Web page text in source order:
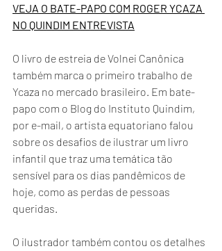
VEJA O BATE-PAPO COM ROGER YCAZA
NO QUINDIM ENTREVISTA
O livro de estreia de Volnei Canônica
também marca o primeiro trabalho de
Ycaza no mercado brasileiro. Em bate-
papo com o Blog do Instituto Quindim,
por e-mail, o artista equatoriano falou
sobre os desafios de ilustrar um livro
infantil que traz uma temática tão
sensível para os dias pandêmicos de
hoje, como as perdas de pessoas
queridas.
O ilustrador também contou os detalhes